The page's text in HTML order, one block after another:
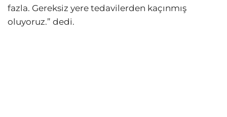
fazla. Gereksiz yere tedavilerden kaçınmış
oluyoruz.” dedi.